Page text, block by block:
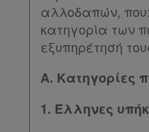
αλλοδαπών, που:
κατηγορία των
εξυπηρέτησή
Α. Κατηγορίες
1. Έλληνες